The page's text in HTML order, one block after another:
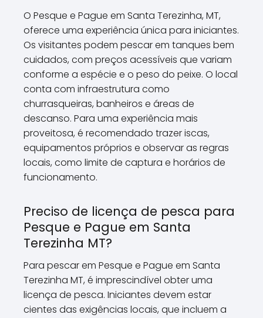
O Pesque e Pague em Santa Terezinha, MT,
oferece uma experiência única para iniciantes.
Os visitantes podem pescar em tanques bem
cuidados, com preços acessíveis que variam
conforme a espécie e o peso do peixe. O local
conta com infraestrutura como
churrasqueiras, banheiros e áreas de
descanso. Para uma experiência mais
proveitosa, é recomendado trazer iscas,
equipamentos próprios e observar as regras
locais, como limite de captura e horários de
funcionamento.
Preciso de licença de pesca para
Pesque e Pague em Santa
Terezinha MT?
Para pescar em Pesque e Pague em Santa
Terezinha MT, é imprescindível obter uma
licença de pesca. Iniciantes devem estar
cientes das exigências locais, que incluem a